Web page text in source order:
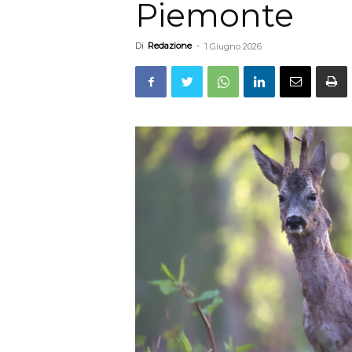
Piemonte
Di Redazione - 1 Giugno 2026